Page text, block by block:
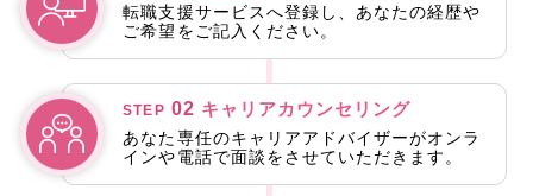
転職支援サービスへ登録し、あなたの経歴や
ご希望をご記入ください。
STEP 02 キャリアカウンセリング
あなた専任のキャリアアドバイザーがオンラ
インや電話で面談をさせていただきます。